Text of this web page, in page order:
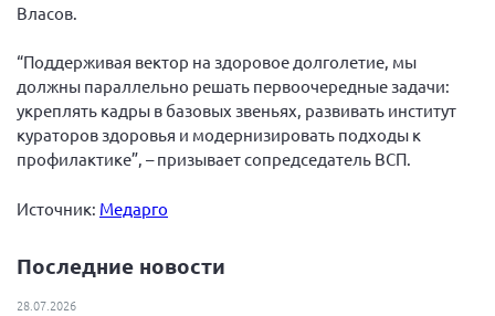
Власов.
“Поддерживая вектор на здоровое долголетие, мы
должны параллельно решать первоочередные задачи:
укреплять кадры в базовых звеньях, развивать институт
кураторов здоровья и модернизировать подходы к
профилактике”, – призывает сопредседатель ВСП.
Источник: Медарго
Последние новости
28.07.2026